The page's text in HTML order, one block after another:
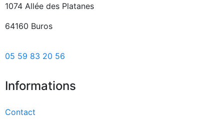
1074 Allée des Platanes
64160 Buros
05 59 83 20 56
Informations
Contact